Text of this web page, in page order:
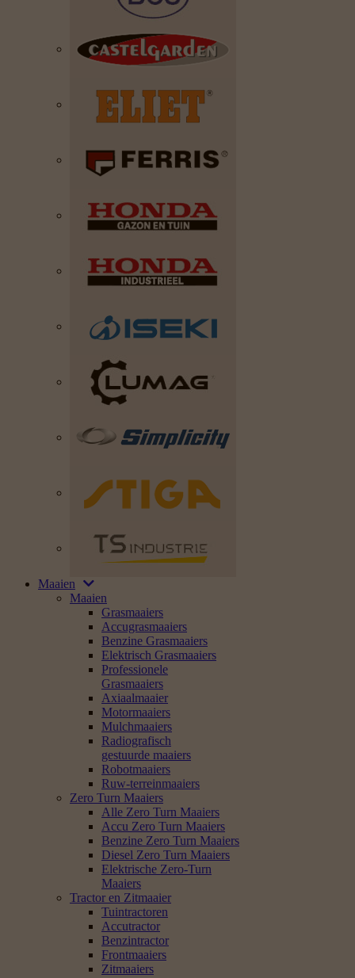
Maaien
Maaien
Grasmaaiers
Accugrasmaaiers
Benzine Grasmaaiers
Elektrisch Grasmaaiers
Professionele
Grasmaaiers
Axiaalmaaier
Motormaaiers
Mulchmaaiers
Radiografisch
gestuurde maaiers
Robotmaaiers
Ruw-terreinmaaiers
Zero Turn Maaiers
Alle Zero Turn Maaiers
Accu Zero Turn Maaiers
Benzine Zero Turn Maaiers
Diesel Zero Turn Maaiers
Elektrische Zero-Turn
Maaiers
Tractor en Zitmaaier
Tuintractoren
Accutractor
Benzintractor
Frontmaaiers
Zitmaaiers